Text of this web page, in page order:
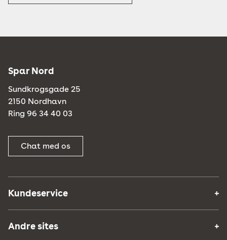
Spar Nord
Sundkrogsgade 25
2150 Nordhavn
Ring 96 34 40 03
Chat med os
Kundeservice
Andre sites